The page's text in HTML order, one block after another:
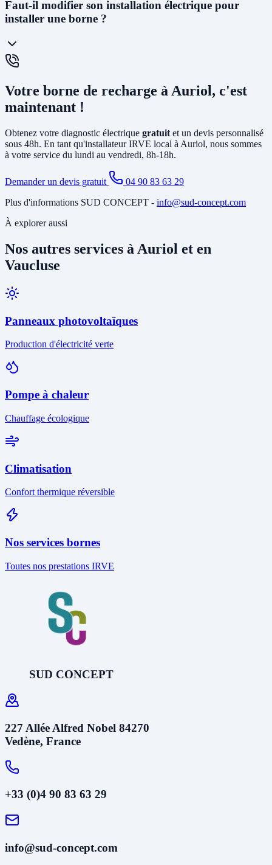
Laprise renforcée (Green'Up)délivre 3,2kW et permet de
recharger un véhicule en 12 à 20h. C'est la solution la plus
économique. La wallbox (7kW à 22kW) est beaucoup plus rapide
smartphone, et obligatoire pour certains types de véhicules. C'est la
solution recommandée pour un usage quotidien.
Faut-il modifier son installation électrique pour
installer une borne ?
Cela dépend de votre installation existante. Dans la plupart des
le tableau électrique et poser un disjoncteur différentiel spécifique. Si
votre abonnement est trop faible, il peut être nécessaire d'
la puissance souscrite
Votre borne de recharge à Auriol, c'est
maintenant !
Obtenez votre diagnostic électrique gratuit et un devis personnalisé
sous 48h. En tant qu'installateur IRVE local à Auriol, nous sommes
à votre service du lundi au vendredi, 8h-18h.
Demander un devis gratuit
04 90 83 63 29
Plus d'informations SUD CONCEPT - info@sud-concept.com
À explorer aussi
Nos autres services à Auriol et en
Vaucluse
Panneaux photovoltaïques
Production d'électricité verte
Pompe à chaleur
Chauffage écologique
Climatisation
Confort thermique réversible
Nos services bornes
Toutes nos prestations IRVE
SUD CONCEPT
227 Allée Alfred Nobel 84270
Vedène, France
+33 (0)4 90 83 63 29
info@sud-concept.com